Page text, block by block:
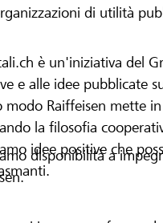
di utilità
è un'iniziativa del
e alle idee pubblicate
modo Raiffeisen mette
la filosofia
idee positive che
disponibilità a